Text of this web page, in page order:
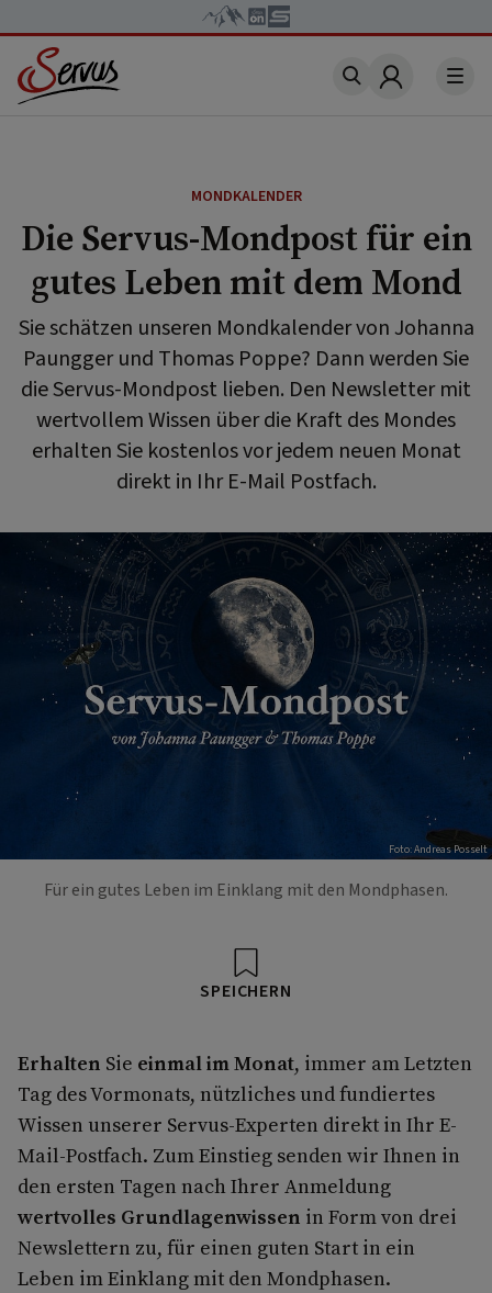
Account
MONDKALENDER
Die Servus-Mondpost für ein
gutes Leben mit dem Mond
Sie schätzen unseren Mondkalender von Johanna
Paungger und Thomas Poppe? Dann werden Sie
die Servus-Mondpost lieben. Den Newsletter mit
wertvollem Wissen über die Kraft des Mondes
erhalten Sie kostenlos vor jedem neuen Monat
direkt in Ihr E-Mail Postfach.
Foto: Andreas Posselt
Für ein gutes Leben im Einklang mit den Mondphasen.
SPEICHERN
Erhalten Sie einmal im Monat, immer am Letzten
Tag des Vormonats, nützliches und fundiertes
Wissen unserer Servus-Experten direkt in Ihr E-
Mail-Postfach. Zum Einstieg senden wir Ihnen in
den ersten Tagen nach Ihrer Anmeldung
wertvolles Grundlagenwissen in Form von drei
Newslettern zu, für einen guten Start in ein
Leben im Einklang mit den Mondphasen.